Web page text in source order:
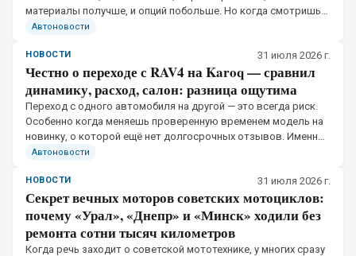
материалы получше, и опций побольше. Но когда смотришь
на прайс-листы, разница между аналогичными
Автоновости
НОВОСТИ 31 июля 2026 г.
Честно о переходе с RAV4 на Karoq — сравнил
динамику, расход, салон: разница ощутима
Переход с одного автомобиля на другой — это всегда риск.
Особенно когда меняешь проверенную временем модель на
новинку, о которой ещё нет долгосрочных отзывов. Именно
такую замену решил сделать владелец из Москвы, который
Автоновости
НОВОСТИ 31 июля 2026 г.
Секрет вечных моторов советских мотоциклов:
почему «Урал», «Днепр» и «Минск» ходили без
ремонта сотни тысяч километров
Когда речь заходит о советской мототехнике, у многих сразу